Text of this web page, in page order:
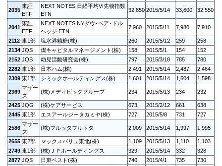
2035
東証
ETF
NEXT NOTES 日経平均VI先物指数
ETN
32,850 2015/5/14 33,600 32,550
2041
東証
ETF
NEXT NOTES NYダウ･ベア･ドル
ヘッジ ETN
7,960 2015/5/11 7,980 7,910
2112 東1部 塩水港精糖(株) 260 2015/5/12 259
258
2134 JQS 燦キャピタルマネージメント(株) 158 2015/5/1 154
152
2152 JQS 幼児活動研究会(株) 797 2015/3/18 785
780
2282 東1部 日本ハム(株) 2,491 2015/5/14 2,487
2,464
2309 東1部 シミックホールディングス(株) 1,601 2015/5/14 1,604 1,598
2369
マザー
ズ
(株)メディビックグループ 234 2015/5/13 234 232
2425 JQG (株)ケアサービス 673 2015/2/12 661
638
2445 東1部 エスアールジータカミヤ(株) 727 2015/5/8 731 727
2586
マザー
ズ
(株)フルッタフルッタ 2,009 2015/5/14 1,997 1,995
2655 東2部 マックスバリュ東北(株) 1,109 2015/5/13 1,110
1,103
2749 東1部 (株)ＪＰホールディングス 329 2015/5/14 332
328
2877 JQS 日東ベスト(株) 740 2015/4/1 735
730